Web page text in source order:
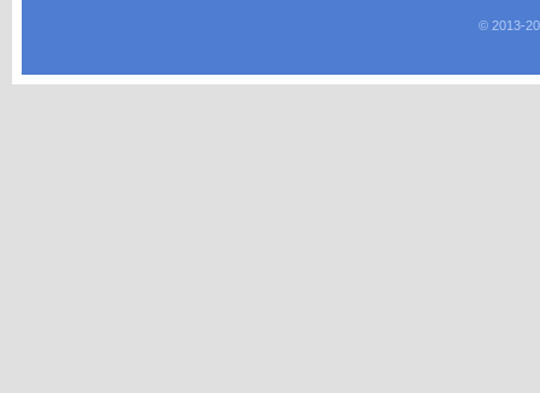
© 2013-